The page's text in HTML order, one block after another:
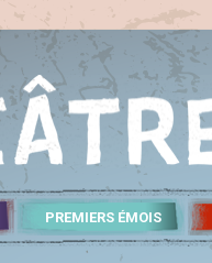
PREMIERS ÉMOIS